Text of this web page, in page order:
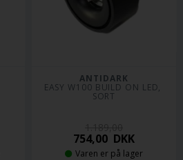
ANTIDARK
EASY W100 BUILD ON LED,
SORT
754,00 DKK
Varen er på lager